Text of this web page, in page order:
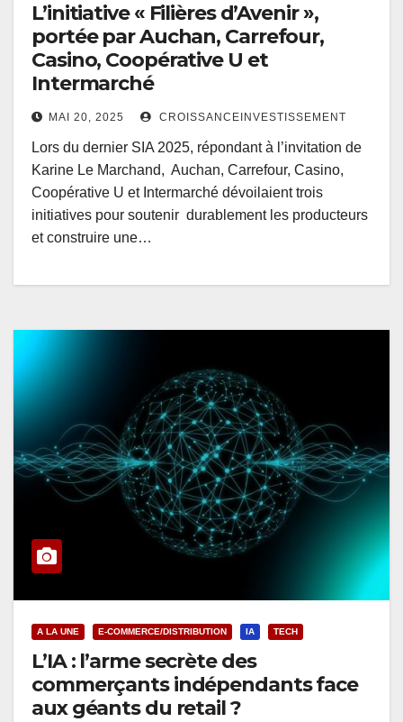
L’initiative « Filières d’Avenir »,
portée par Auchan, Carrefour,
Casino, Coopérative U et
Intermarché
MAI 20, 2025 CROISSANCEINVESTISSEMENT
Lors du dernier SIA 2025, répondant à l’invitation de
Karine Le Marchand, Auchan, Carrefour, Casino,
Coopérative U et Intermarché dévoilaient trois
initiatives pour soutenir durablement les producteurs
et construire une…
A LA UNE E-COMMERCE/DISTRIBUTION IA TECH
L’IA : l’arme secrète des
commerçants indépendants face
aux géants du retail ?